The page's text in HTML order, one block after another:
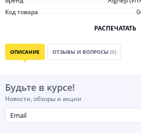
Код товара
РАСПЕЧАТАТЬ
ОПИСАНИЕ ОТЗЫВЫ И ВОПРОСЫ (0)
Будьте в курсе!
Новости, обзоры и акции